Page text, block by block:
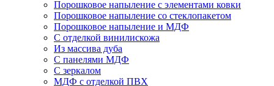
Порошковое напыление с элементами ковки
Порошковое напыление со стеклопакетом
Порошковое напыление и МДФ
С отделкой винилискожа
Из массива дуба
С панелями МДФ
С зеркалом
МДФ с отделкой ПВХ